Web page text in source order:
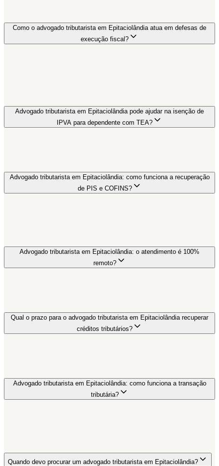
Como o advogado tributarista em Epitaciolândia atua em defesas de
execução fiscal?
Advogado tributarista em Epitaciolândia pode ajudar na isenção de
IPVA para dependente com TEA?
Advogado tributarista em Epitaciolândia: como funciona a recuperação
de PIS e COFINS?
Advogado tributarista em Epitaciolândia: o atendimento é 100%
remoto?
Qual o prazo para o advogado tributarista em Epitaciolândia recuperar
créditos tributários?
Advogado tributarista em Epitaciolândia: como funciona a transação
tributária?
Quando devo procurar um advogado tributarista em Epitaciolândia?